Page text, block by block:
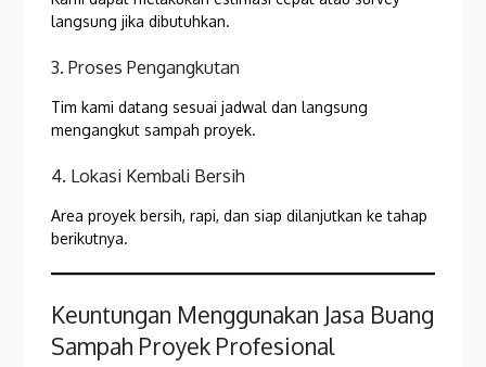
langsung jika dibutuhkan.
3. Proses Pengangkutan
Tim kami datang sesuai jadwal dan langsung
mengangkut sampah proyek.
4. Lokasi Kembali Bersih
Area proyek bersih, rapi, dan siap dilanjutkan ke tahap
berikutnya.
Keuntungan Menggunakan Jasa Buang
Sampah Proyek Profesional